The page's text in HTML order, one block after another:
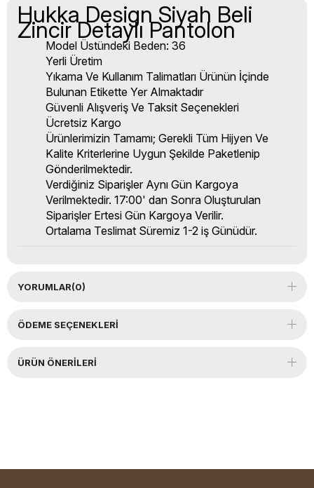
Hukka Design Siyah Beli
Zincir Detaylı Pantolon
Model Üstündeki Beden: 36
Yerli Üretim
Yıkama Ve Kullanım Talimatları Ürünün İçinde
Bulunan Etikette Yer Almaktadır
Güvenli Alışveriş Ve Taksit Seçenekleri
Ücretsiz Kargo
Ürünlerimizin Tamamı; Gerekli Tüm Hijyen Ve
Kalite Kriterlerine Uygun Şekilde Paketlenip
Gönderilmektedir.
Verdiğiniz Siparişler Aynı Gün Kargoya
Verilmektedir. 17:00' dan Sonra Oluşturulan
Siparişler Ertesi Gün Kargoya Verilir.
Ortalama Teslimat Süremiz 1-2 iş Günüdür.
YORUMLAR(0)
ÖDEME SEÇENEKLERI
ÜRÜN ÖNERILERI